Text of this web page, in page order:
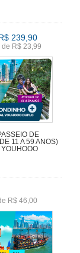
239,90
de R$ 23,99
DE
11 A 59 ANOS)
R$ 46,00